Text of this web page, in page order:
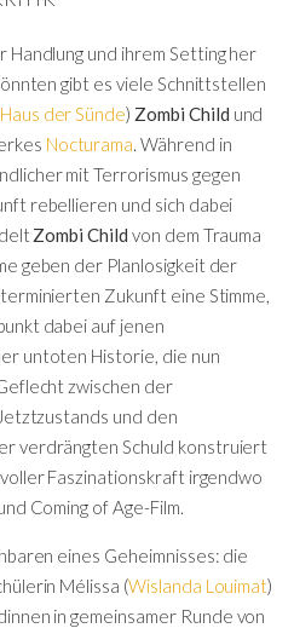
Handlung und ihrem Setting her
gibt es viele Schnittstellen
Haus der Sünde) Zombi Child und
Nocturama . Während in
mit Terrorismus gegen
rebellieren und sich dabei
Zombi Child von dem Trauma
geben der Planlosigkeit der
Zukunft eine Stimme,
dabei auf jenen
untoten Historie, die nun
zwischen der
und den
verdrängten Schuld konstruiert
Faszinationskraft irgendwo
Coming of Age-Film.
eines Geheimnisses: die
Mélissa (Wislanda Louimat)
in gemeinsamer Runde von